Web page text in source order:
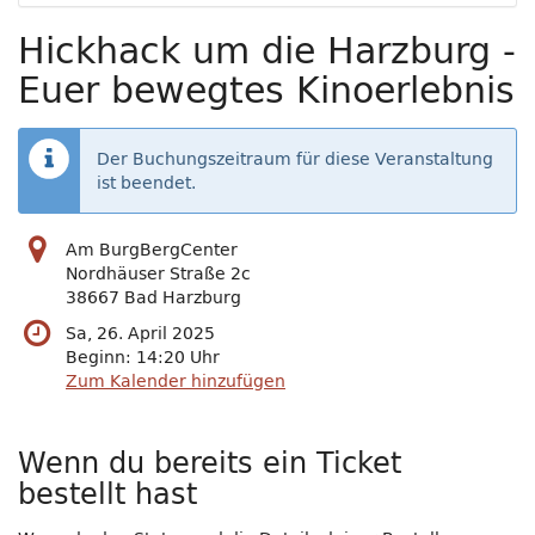
Hickhack um die Harzburg -
Euer bewegtes Kinoerlebnis
Der Buchungszeitraum für diese Veranstaltung
ist beendet.
Am BurgBergCenter
Nordhäuser Straße 2c
38667 Bad Harzburg
Sa, 26. April 2025
Beginn: 14:20 Uhr
Zum Kalender hinzufügen
Wenn du bereits ein Ticket
bestellt hast